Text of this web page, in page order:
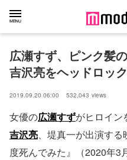
広瀬すず、ピンク髪
吉沢亮をヘッドロッ
2019.09.20 06:00 532,043 views
女優の広瀬すずがヒロイン
吉沢亮、堤真一が出演する
度死んでみた』（2020年3